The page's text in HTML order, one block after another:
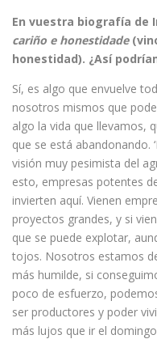
En vuestra biografía de
cariño e honestidade
honestidad). ¿Así
Sí, es algo que envuelve
nosotros mismos que
algo la vida que llevamos,
que se está abandonando.
visión muy pesimista del
esto, empresas potentes
invierten aquí. Vienen
proyectos grandes, y si
que se puede explotar,
tojos. Nosotros estamos
más humilde, si
poco de esfuerzo,
ser productores y poder
más lujos que ir el